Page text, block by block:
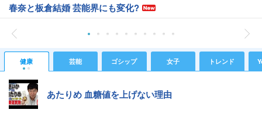
春奈と板倉結婚 芸能界にも変化?
健康 芸能 ゴシップ 女子 トレンド
あたりめ 血糖値を上げない理由